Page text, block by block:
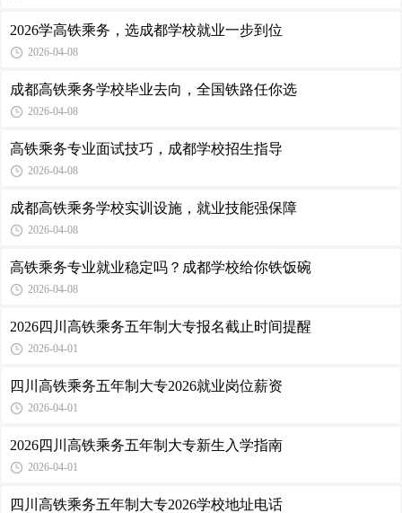
2026学高铁乘务，选成都学校就业一步到位
2026-04-08
成都高铁乘务学校毕业去向，全国铁路任你选
2026-04-08
高铁乘务专业面试技巧，成都学校招生指导
2026-04-08
成都高铁乘务学校实训设施，就业技能强保障
2026-04-08
高铁乘务专业就业稳定吗？成都学校给你铁饭碗
2026-04-08
2026四川高铁乘务五年制大专报名截止时间提醒
2026-04-01
四川高铁乘务五年制大专2026就业岗位薪资
2026-04-01
2026四川高铁乘务五年制大专新生入学指南
2026-04-01
四川高铁乘务五年制大专2026学校地址电话